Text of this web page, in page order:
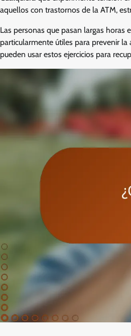
aquellos con trastornos de la ATM,
Las personas que pasan largas
particularmente útiles para prevenir
pueden usar estos ejercicios para